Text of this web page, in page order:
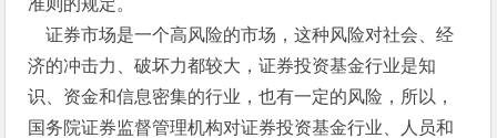
准则的规定。
证券市场是一个高风险的市场，这种风险对社会、经
济的冲击力、破坏力都较大，证券投资基金行业是知
识、资金和信息密集的行业，也有一定的风险，所以，
国务院证券监督管理机构对证券投资基金行业、人员和